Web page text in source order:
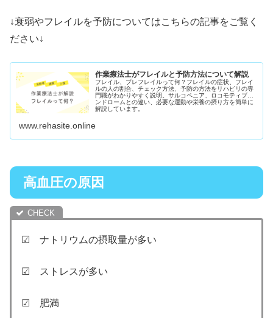
↓衰弱やフレイルを予防についてはこちらの記事をご覧く
ださい↓
作業療法士がフレイルと予防方法について解説
フレイル、プレフレイルって何？フレイルの症状、フレイ
ルの人の割合、チェック方法、予防の方法をリハビリの専
門職がわかりやすく説明。サルコペニア、ロコモティブシ
ンドロームとの違い、必要な運動や栄養の摂り方を簡単に
解説しています。
www.rehasite.online
高血圧の原因
☑ ナトリウムの摂取量が多い
☑ ストレスが多い
☑ 肥満